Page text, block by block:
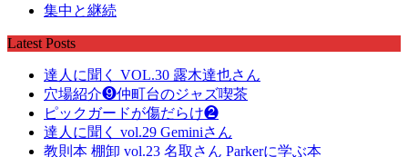
集中と継続
Latest Posts
達人に聞く VOL.30 露木達也さん
穴場紹介❾仲町台のジャズ喫茶
ピックガードが傷だらけ❷
達人に聞く vol.29 Geminiさん
教則本 棚卸 vol.23 名取さん Parkerに学ぶ本